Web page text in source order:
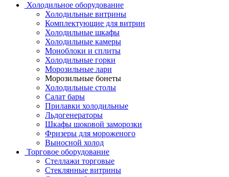
Холодильное оборудование
Холодильные витрины
Комплектующие для витрин
Холодильные шкафы
Холодильные камеры
Моноблоки и сплиты
Холодильные горки
Морозильные лари
Морозильные бонеты
Холодильные столы
Салат бары
Прилавки холодильные
Льдогенераторы
Шкафы шоковой заморозки
Фризеры для мороженого
Выносной холод
Торговое оборудование
Стеллажи торговые
Стеклянные витрины